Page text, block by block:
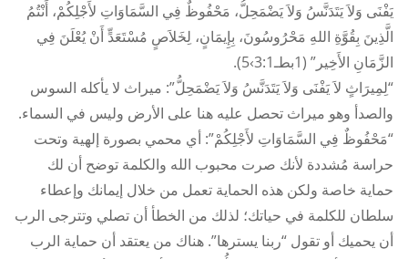
يَفْنَى وَلاَ يَتَدَنَّسُ وَلاَ يَضْمَحِلُّ، مَحْفُوظٌ فِي السَّمَاوَاتِ لأَجْلِكُمْ، أَنْتُمُ
الَّذِينَ بِقُوَّةِ اللهِ مَحْرُوسُونَ، بِإِيمَانٍ، لِخَلاَصٍ مُسْتَعَدٍّ أَنْ يُعْلَنَ فِي
الزَّمَانِ الأَخِير” (1بطـ3:1›5).
“لِمِيرَاثٍ لاَ يَفْنَى وَلاَ يَتَدَنَّسُ وَلاَ يَضْمَحِلُّ”: ميراث لا يأكله السوس
والصدأ وهو ميراث تحصل عليه هنا على الأرض وليس في السماء.
“مَحْفُوظٌ فِي السَّمَاوَاتِ لأَجْلِكُمْ”: أي محمي بصورة إلهية وتحت
حراسة مُشددة لأنك صرت محبوب الله والكلمة توضح أن لك
حماية خاصة ولكن هذه الحماية تعمل من خلال إيمانك وإعطاء
سلطان للكلمة في حياتك؛ لذلك من الخطأ أن تصلي وتترجى الرب
أن يحميك أو تقول “ربنا يسترها”. هناك من يعتقد أن حماية الرب